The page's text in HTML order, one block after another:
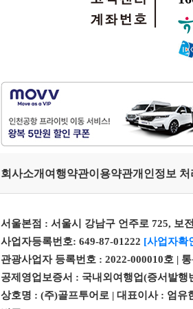
회사소개 여행약관이용약관개인정보 처
서울본점 : 서울시 강남구 언주로 725, 보
사업자등록번호: 649-87-01222 [사업자확
관광사업자 등록번호 : 2022-000010호 |
공제영업보증서 : 국내외여행업(증서발행
상호명 : (주)골프투어로 | 대표이사 : 엄유